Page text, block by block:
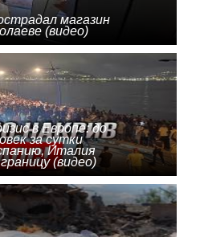
магазин
(видео)
в Европе: до
за сутки
Италия
(видео)